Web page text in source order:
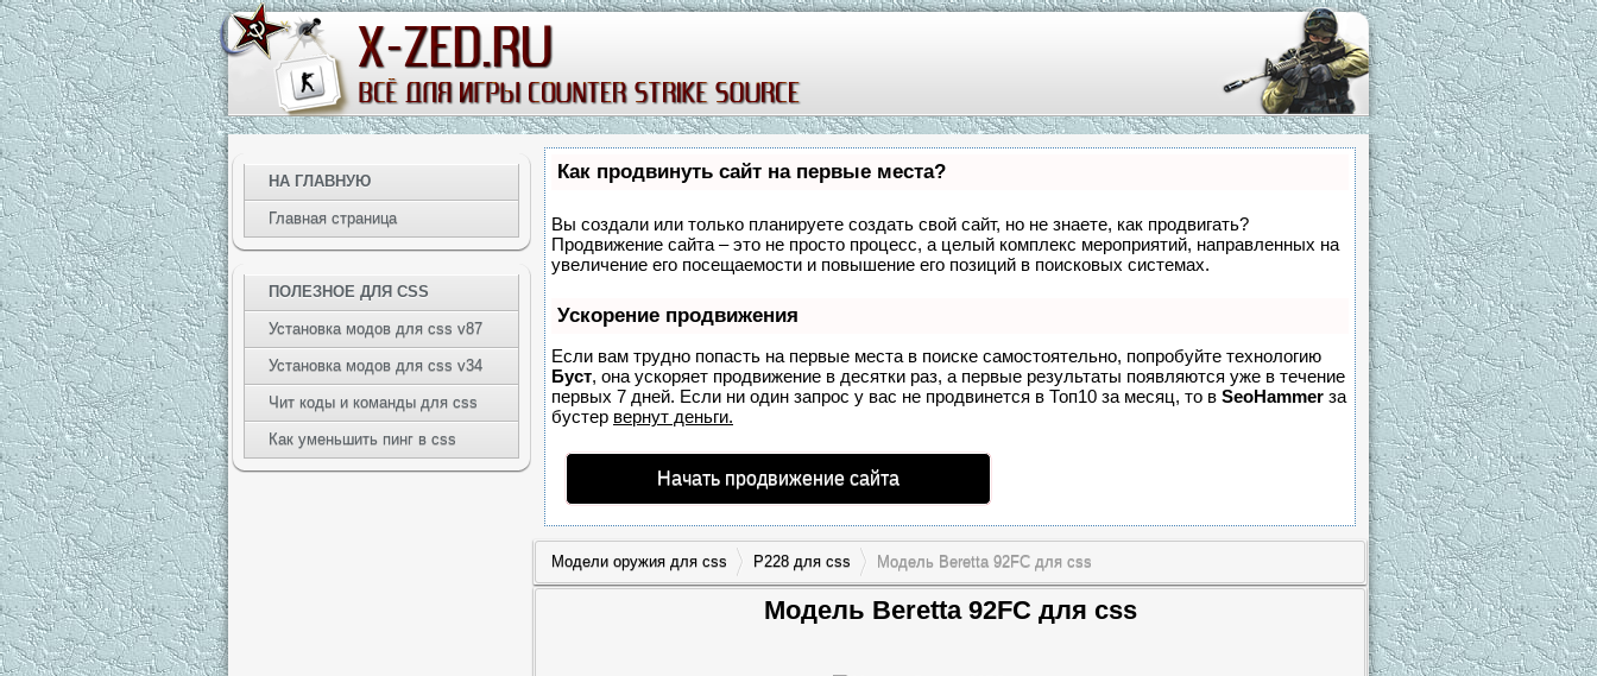
Как продвинуть сайт на первые места?
Вы создали или только планируете создать свой сайт, но не знаете, как продвигать?
Продвижение сайта – это не просто процесс, а целый комплекс мероприятий, направленных на
увеличение его посещаемости и повышение его позиций в поисковых системах.
Ускорение продвижения
Если вам трудно попасть на первые места в поиске самостоятельно, попробуйте технологию
Буст, она ускоряет продвижение в десятки раз, а первые результаты появляются уже в течение
первых 7 дней. Если ни один запрос у вас не продвинется в Топ10 за месяц, то в SeoHammer за
бустер вернут деньги.
Начать продвижение сайта
Модели оружия для css P228 для css Модель Beretta 92FC для css
Модель Beretta 92FC для css
НА ГЛАВНУЮ
Главная страница
ПОЛЕЗНОЕ ДЛЯ CSS
Установка модов для css v87
Установка модов для css v34
Чит коды и команды для css
Как уменьшить пинг в css